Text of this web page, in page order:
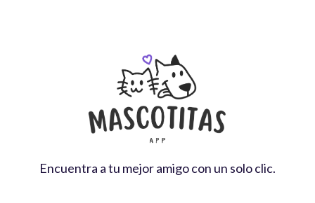
Encuentra a tu mejor amigo con un solo clic.